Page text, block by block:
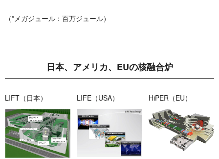
（*メガジュール：百万ジュール）
日本、アメリカ、EUの 核 融 合 炉
LIFT （ 日 本 ） LIFE（ U S A ） HiPER （ E U ）